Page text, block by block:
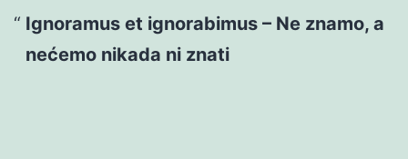
Ignoramus et ignorabimus – Ne znamo, a
nećemo nikada ni znati